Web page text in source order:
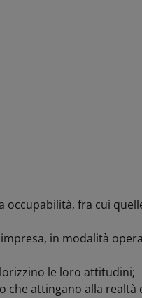
fra cui
in modalità
le loro attitudini;
attingano alla